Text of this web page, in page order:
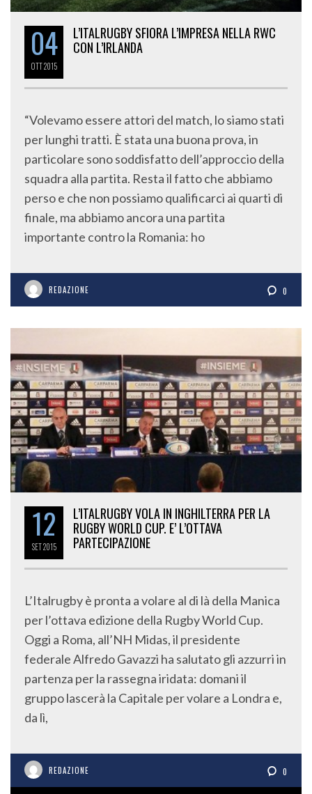
04
OTT2015
L’ITALRUGBY SFIORA L’IMPRESA NELLA RWC
CON L’IRLANDA
“Volevamo essere attori del match, lo siamo stati
per lunghi tratti. È stata una buona prova, in
particolare sono soddisfatto dell’approccio della
squadra alla partita. Resta il fatto che abbiamo
perso e che non possiamo qualificarci ai quarti di
finale, ma abbiamo ancora una partita
importante contro la Romania: ho
REDAZIONE 0
12
SET2015
L’ITALRUGBY VOLA IN INGHILTERRA PER LA
RUGBY WORLD CUP. E’ L’OTTAVA
PARTECIPAZIONE
L’Italrugby è pronta a volare al di là della Manica
per l’ottava edizione della Rugby World Cup.
Oggi a Roma, all’NH Midas, il presidente
federale Alfredo Gavazzi ha salutato gli azzurri in
partenza per la rassegna iridata: domani il
gruppo lascerà la Capitale per volare a Londra e,
da lì,
REDAZIONE 0